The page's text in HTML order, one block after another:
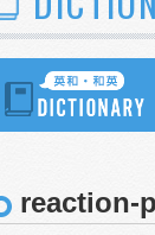
reaction-